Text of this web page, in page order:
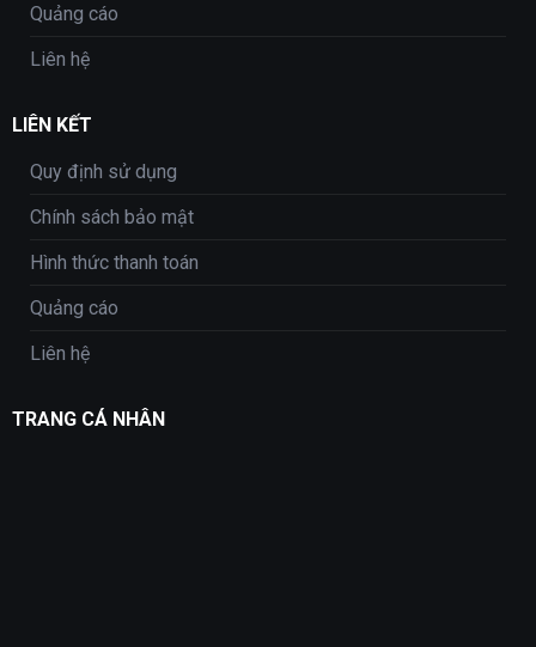
Quảng cáo
Liên hệ
LIÊN KẾT
Quy định sử dụng
Chính sách bảo mật
Hình thức thanh toán
Quảng cáo
Liên hệ
TRANG CÁ NHÂN